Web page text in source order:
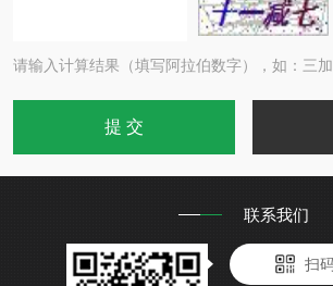
请输入计算结果（填写阿拉伯数字），如：三
联系我们
扫